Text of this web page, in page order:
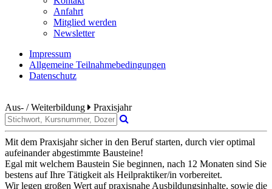
Anfahrt
Mitglied werden
Newsletter
Impressum
Allgemeine Teilnahmebedingungen
Datenschutz
Aus- / Weiterbildung Praxisjahr
Mit dem Praxisjahr sicher in den Beruf starten, durch vier optimal
aufeinander abgestimmte Bausteine!
Egal mit welchem Baustein Sie beginnen, nach 12 Monaten sind Sie
bestens auf Ihre Tätigkeit als Heilpraktiker/in vorbereitet.
Wir legen großen Wert auf praxisnahe Ausbildungsinhalte, sowie die